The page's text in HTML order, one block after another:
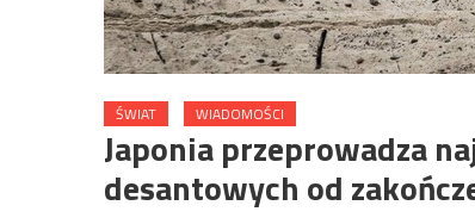
ŚWIAT WIADOMOŚCI
Japonia przeprowadza
desantowych od